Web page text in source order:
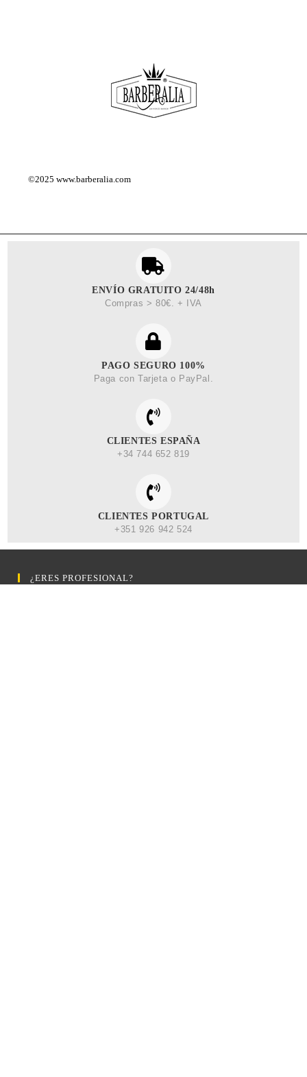
©2025www.barberalia.com
ENVÍO GRATUITO 24/48h
Compras > 80€. + IVA
PAGO SEGURO 100%
Paga con Tarjeta o PayPal.
CLIENTES ESPAÑA
+34 744 652 819
CLIENTES PORTUGAL
+351 926 942 524
¿ERES PROFESIONAL?